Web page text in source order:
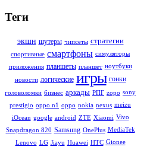
Теги
экшн шутеры чипсеты стратегии
спортивные смартфоны симуляторы
приложения планшеты планшет ноутбуки
новости логические игры гонки
головоломки бизнес аркады РПГ zopo sony
prestigio oppo n1 oppo nokia nexus meizu
iOcean google android ZTE Xiaomi Vivo
Snapdragon 820 Samsung OnePlus MediaTek
Lenovo LG Jiayu Huawei HTC Gionee